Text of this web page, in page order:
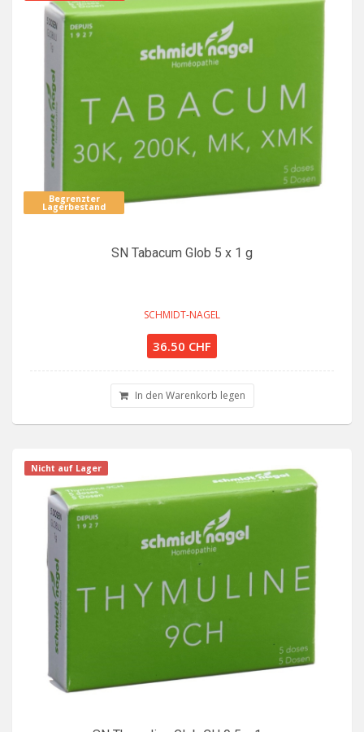
Begrenzter
Lagerbestand
SN Tabacum Glob 5 x 1 g
SCHMIDT-NAGEL
36.50 CHF
In den Warenkorb legen
Nicht auf Lager